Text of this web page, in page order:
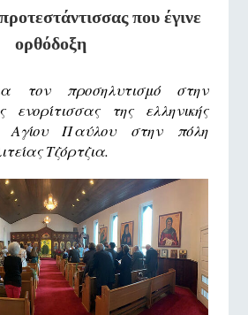
που έγινε
ορθόδοξη
τον προσηλυτισμό στην
ενορίτισσας της ελληνικής
Αγίου Παύλου στην πόλη
Τζόρτζια.